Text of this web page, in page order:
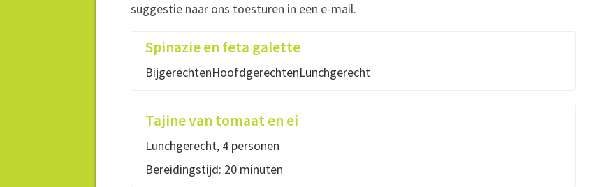
suggestie naar ons toesturen in een e-mail.
Spinazie en feta galette
BijgerechtenHoofdgerechtenLunchgerecht
Tajine van tomaat en ei
Lunchgerecht, 4 personen
Bereidingstijd: 20 minuten